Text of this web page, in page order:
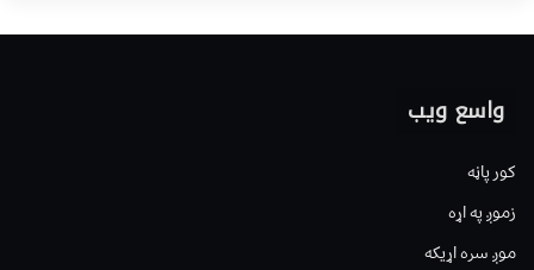
واسع ویب
کور پاڼه
زموږ په اړه
موږ سره اړیکه